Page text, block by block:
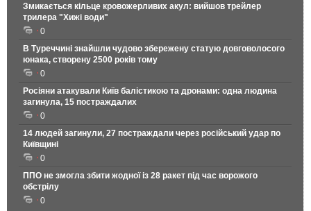
Змикається кільце кровожерливих акул: вийшов трейлер
трилера "Хижі води"
0
В Туреччині знайшли чудово збережену статую довговолосого
юнака, створену 2500 років тому
0
Росіяни атакували Київ балістикою та дронами: одна людина
загинула, 15 постраждалих
0
14 людей загинули, 27 постраждали через російський удар по
Київщині
0
ППО не змогла збити жодної із 28 ракет під час ворожого
обстрілу
0